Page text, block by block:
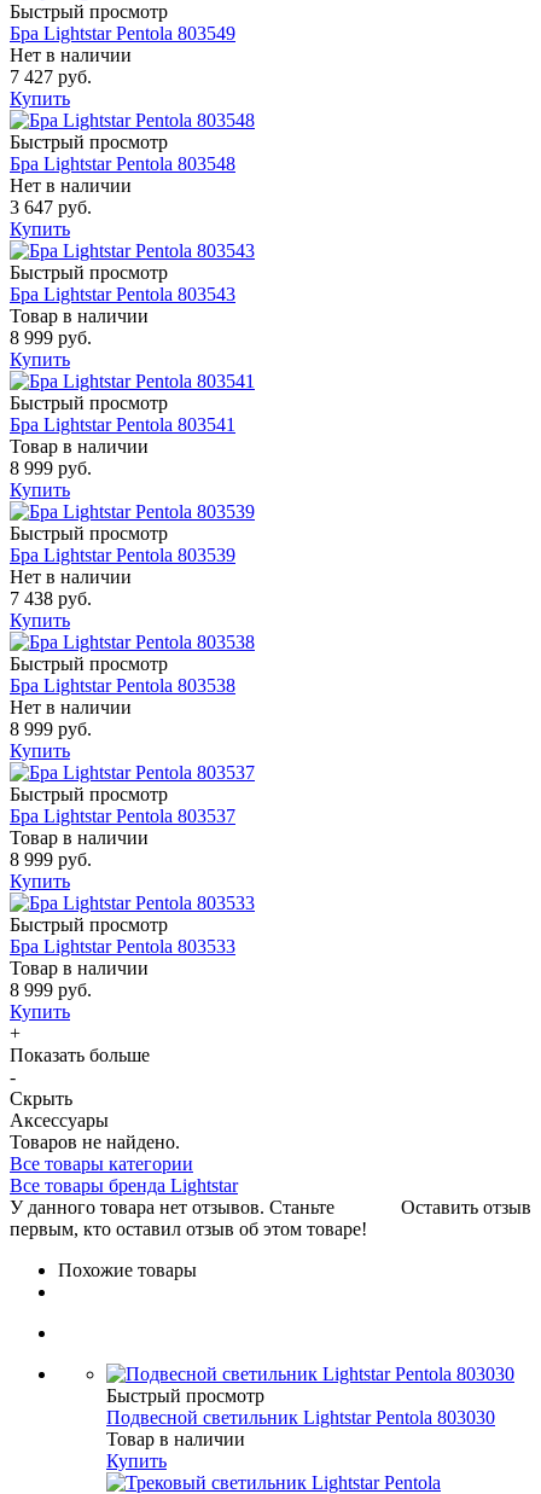
Быстрый просмотр
Бра Lightstar Pentola 803549
Нет в наличии
7 427 руб.
Купить
Быстрый просмотр
Бра Lightstar Pentola 803548
Нет в наличии
3 647 руб.
Купить
Быстрый просмотр
Бра Lightstar Pentola 803543
Товар в наличии
8 999 руб.
Купить
Быстрый просмотр
Бра Lightstar Pentola 803541
Товар в наличии
8 999 руб.
Купить
Быстрый просмотр
Бра Lightstar Pentola 803539
Нет в наличии
7 438 руб.
Купить
Быстрый просмотр
Бра Lightstar Pentola 803538
Нет в наличии
8 999 руб.
Купить
Быстрый просмотр
Бра Lightstar Pentola 803537
Товар в наличии
8 999 руб.
Купить
Быстрый просмотр
Бра Lightstar Pentola 803533
Товар в наличии
8 999 руб.
Купить
+
Показать больше
-
Скрыть
Аксессуары
Товаров не найдено.
Все товары категории
Все товары бренда Lightstar
Оставить отзыв
У данного товара нет отзывов. Станьте
первым, кто оставил отзыв об этом товаре!
Похожие товары
Быстрый просмотр
Подвесной светильник Lightstar Pentola 803030
Товар в наличии
Купить